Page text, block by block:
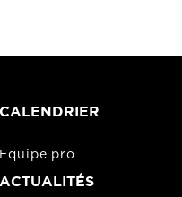
CALENDRIER
Equipe pro
ACTUALITÉS